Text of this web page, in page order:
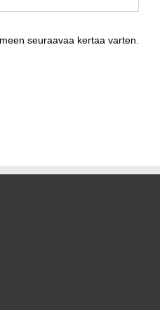
seuraavaa kertaa varten.